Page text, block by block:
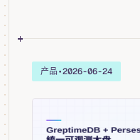
产品•2026-06-24